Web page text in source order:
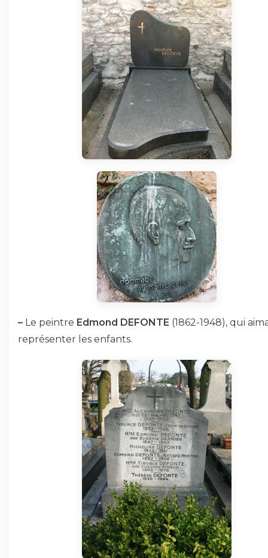
– Le peintre Edmond DEFONTE (1862-1948), qui
représenter les enfants.